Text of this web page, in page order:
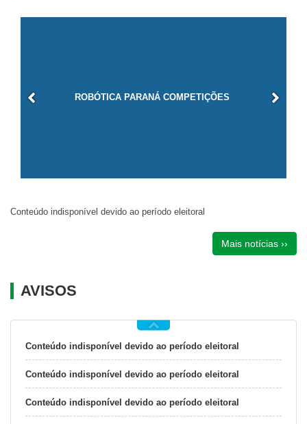
ROBÓTICA PARANÁ COMPETIÇÕES
Conteúdo indisponível devido ao período eleitoral
Mais notícias ››
AVISOS
Conteúdo indisponível devido ao período eleitoral
Conteúdo indisponível devido ao período eleitoral
Conteúdo indisponível devido ao período eleitoral